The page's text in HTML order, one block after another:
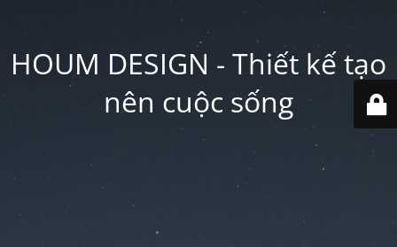
HOUM DESIGN - Thiết kế tạo
nên cuộc sống